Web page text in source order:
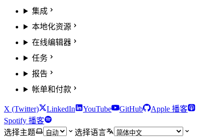
集成
本地化资源
在线编辑器
任务
报告
帐单和付款
X (Twitter) LinkedIn YouTube GitHub
Apple 播客
Spotify 播客
选择主题
选择语言